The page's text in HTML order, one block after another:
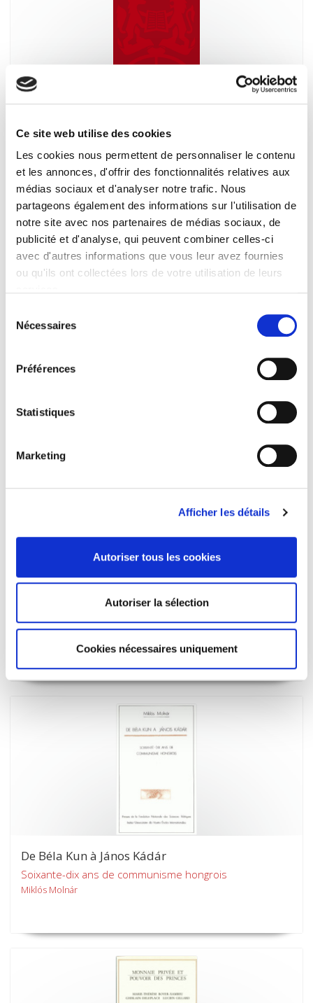
Ce site web utilise des cookies
Les cookies nous permettent de personnaliser le contenu
et les annonces, d'offrir des fonctionnalités relatives aux
médias sociaux et d'analyser notre trafic. Nous
partageons également des informations sur l'utilisation de
notre site avec nos partenaires de médias sociaux, de
publicité et d'analyse, qui peuvent combiner celles-ci
avec d'autres informations que vous leur avez fournies
ou qu'ils ont collectées lors de votre utilisation de leurs
Nécessaires
Préférences
Statistiques
Marketing
Afficher les détails
Autoriser tous les cookies
Autoriser la sélection
Cookies nécessaires uniquement
Benoît Frachon, communiste et syndicaliste
James Steel
Les Nationalisations de la Libération
De l'utopie au compromis
De Béla Kun à János Kádár
Soixante-dix ans de communisme hongrois
Miklós Molnár